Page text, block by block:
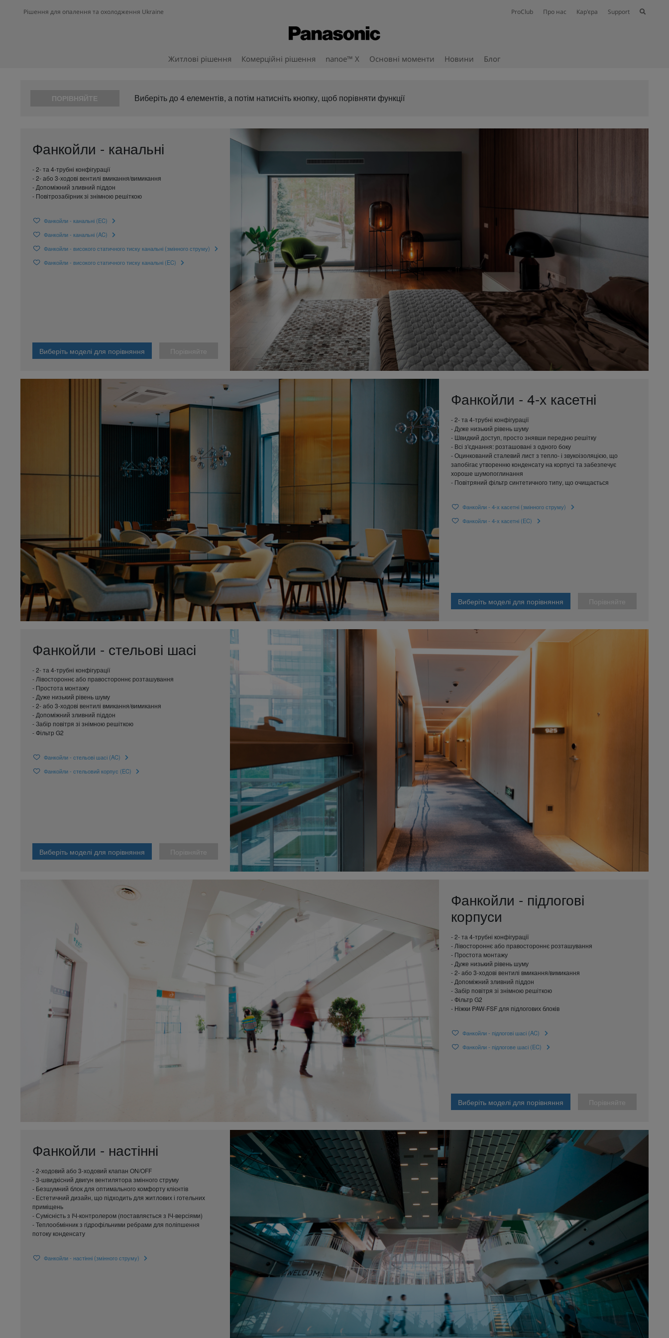
Рішення для опалення та охолодження Ukraine ProClub Про нас Кар'єра Support
Житлові рішення Комерційні рішення nanoe™ X Основні моменти Новини Блог
ПОРІВНЯЙТЕ Виберіть до 4 елементів, а потім натисніть кнопку, щоб порівняти функції
Фанкойли - канальні
- 2- та 4-трубні конфігурації
- 2- або 3-ходові вентилі вмикання/вимикання
- Допоміжний зливний піддон
- Повітрозабірник зі знімною решіткою
Фанкойли - канальні (EC)
Фанкойли - канальні (AC)
Фанкойли - високого статичного тиску канальні (змінного струму)
Фанкойли - високого статичного тиску канальні (EC)
Виберіть моделі для порівняння Порівняйте
Фанкойли - 4-х касетні
- 2- та 4-трубні конфігурації
- Дуже низький рівень шуму
- Швидкий доступ, просто знявши передню решітку
- Всі з'єднання: розташовані з одного боку
- Оцинкований сталевий лист з тепло- і звукоізоляцією, що
запобігає утворенню конденсату на корпусі та забезпечує
хороше шумопоглинання
- Повітряний фільтр синтетичного типу, що очищається
Фанкойли - 4-х касетні (змінного струму)
Фанкойли - 4-х касетні (EC)
Виберіть моделі для порівняння Порівняйте
Фанкойли - стельові шасі
- 2- та 4-трубні конфігурації
- Лівостороннє або правостороннє розташування
- Простота монтажу
- Дуже низький рівень шуму
- 2- або 3-ходові вентилі вмикання/вимикання
- Допоміжний зливний піддон
- Забір повітря зі знімною решіткою
- Фільтр G2
Фанкойли - стельові шасі (AC)
Фанкойли - стельовий корпус (EC)
Виберіть моделі для порівняння Порівняйте
Фанкойли - підлогові
корпуси
- 2- та 4-трубні конфігурації
- Лівостороннє або правостороннє розташування
- Простота монтажу
- Дуже низький рівень шуму
- 2- або 3-ходові вентилі вмикання/вимикання
- Допоміжний зливний піддон
- Забір повітря зі знімною решіткою
- Фільтр G2
- Ніжки PAW-FSF для підлогових блоків
Фанкойли - підлогові шасі (AC)
Фанкойли - підлогове шасі (EC)
Виберіть моделі для порівняння Порівняйте
Фанкойли - настінні
- 2-ходовий або 3-ходовий клапан ON/OFF
- 3-швидкісний двигун вентилятора змінного струму
- Безшумний блок для оптимального комфорту клієнтів
- Естетичний дизайн, що підходить для житлових і готельних
приміщень
- Сумісність з ІЧ-контролером (поставляється з ІЧ-версіями)
- Теплообмінник з гідрофільними ребрами для поліпшення
потоку конденсату
Фанкойли - настінні (змінного струму)